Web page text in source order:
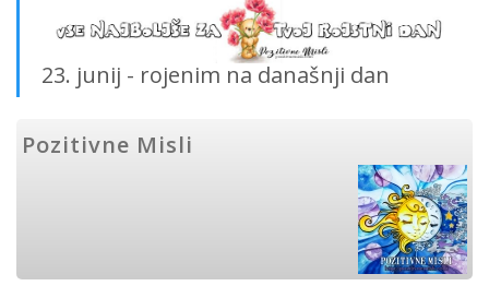
23. junij - rojenim na današnji dan
Pozitivne Misli